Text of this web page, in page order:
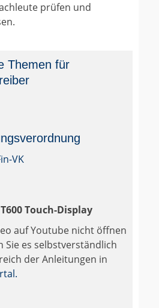
prüfen und
Themen für
VK
Touch-Display
auf Youtube nicht öffnen
Sie es selbstverständlich
der Anleitungen in